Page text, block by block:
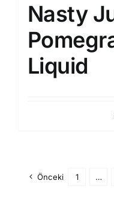
Nasty
Liquid
Önceki 1 …